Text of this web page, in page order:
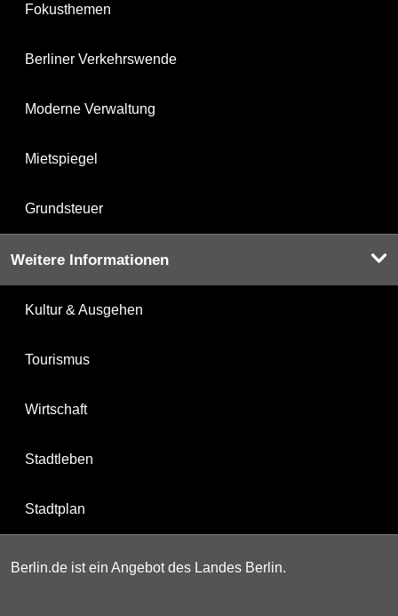
Fokusthemen
Berliner Verkehrswende
Moderne Verwaltung
Mietspiegel
Grundsteuer
Weitere Informationen
Kultur & Ausgehen
Tourismus
Wirtschaft
Stadtleben
Stadtplan
Berlin.de ist ein Angebot des Landes Berlin.